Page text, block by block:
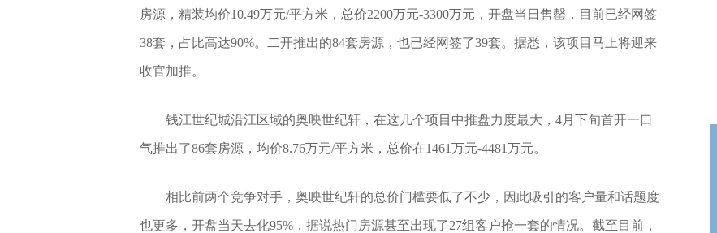
房源，精装均价10.49万元/平方米，总价2200万元-3300万元，开盘当日售罄，目前已经网签
38套，占比高达90%。二开推出的84套房源，也已经网签了39套。据悉，该项目马上将迎来
收官加推。
钱江世纪城沿江区域的奥映世纪轩，在这几个项目中推盘力度最大，4月下旬首开一口
气推出了86套房源，均价8.76万元/平方米，总价在1461万元-4481万元。
相比前两个竞争对手，奥映世纪轩的总价门槛要低了不少，因此吸引的客户量和话题度
也更多，开盘当天去化95%，据说热门房源甚至出现了27组客户抢一套的情况。截至目前，